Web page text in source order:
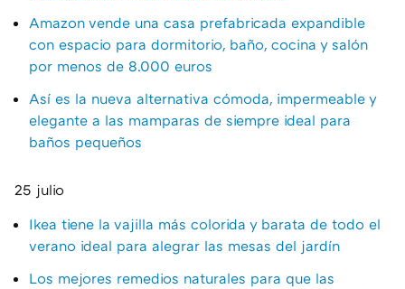
Amazon vende una casa prefabricada expandible
con espacio para dormitorio, baño, cocina y salón
por menos de 8.000 euros
Así es la nueva alternativa cómoda, impermeable y
elegante a las mamparas de siempre ideal para
baños pequeños
25 julio
Ikea tiene la vajilla más colorida y barata de todo el
verano ideal para alegrar las mesas del jardín
Los mejores remedios naturales para que las